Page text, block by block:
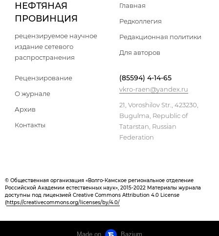
НЕФТЯНАЯ
ПРОВИНЦИЯ
рецензируемое научное
издание сетевого
распространения
Главная
Редколлегия
Редакционная политики
Для авторов
Рецензирование
О журнале
Архив
Контакты
(85594) 4-14-65
vkro-raen@yandex.ru
21, Voroshilov Str., 423230,
Bugulma, Republic of
Tatarstan, Russian
Federation
© Общественная организация «Волго-Камское региональное отделение
Российской Академии естественных наук», 2015-2022 Материалы журнала
доступны под лицензией Creative Commons Attribution 4.0 License
(https://creativecommons.org/licenses/by/4.0/
Made on Bazium